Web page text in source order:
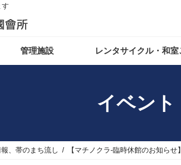
す
管理施設 レンタサイクル・和
イベント
、帯のまち流し 【マチノクラ-臨時休館のお知らせ】